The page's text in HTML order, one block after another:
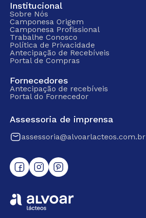
Institucional
Sobre Nós
Camponesa Origem
Camponesa Profissional
Trabalhe Conosco
Política de Privacidade
Antecipação de Recebíveis
Portal de Compras
Fornecedores
Antecipação de recebíveis
Portal do Fornecedor
Assessoria de imprensa
assessoria@alvoarlacteos.com.br